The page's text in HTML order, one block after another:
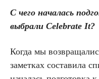
С чего началась
выбрали Celebrate It?
Когда мы
заметках составила